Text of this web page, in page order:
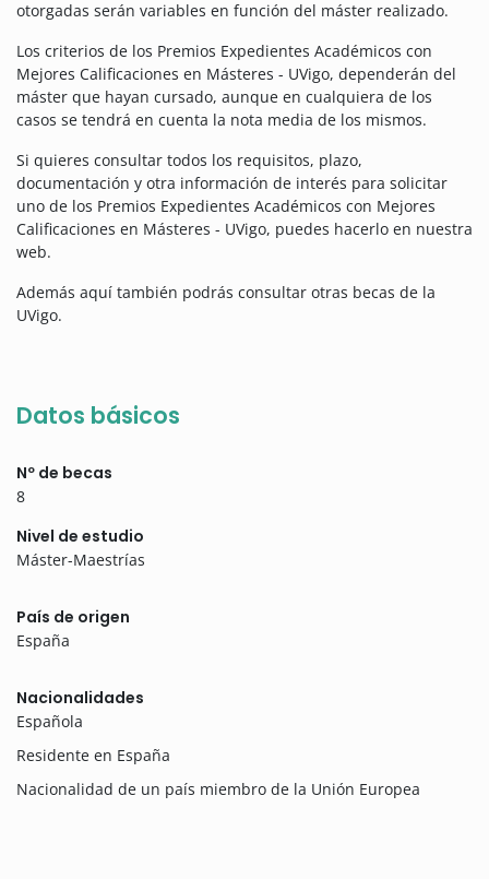
otorgadas serán variables en función del máster realizado.
Los criterios de los Premios Expedientes Académicos con
Mejores Calificaciones en Másteres - UVigo, dependerán del
máster que hayan cursado, aunque en cualquiera de los
casos se tendrá en cuenta la nota media de los mismos.
Si quieres consultar todos los requisitos, plazo,
documentación y otra información de interés para solicitar
uno de los Premios Expedientes Académicos con Mejores
Calificaciones en Másteres - UVigo, puedes hacerlo en nuestra
web.
Además aquí también podrás consultar otras becas de la
UVigo.
Datos básicos
Nº de becas
8
Nivel de estudio
Máster-Maestrías
País de origen
España
Nacionalidades
Española
Residente en España
Nacionalidad de un país miembro de la Unión Europea